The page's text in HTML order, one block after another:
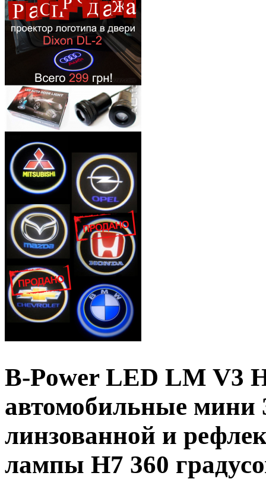
B-Power LED LM V3
автомобильные
линзованной и
лампы H7 360